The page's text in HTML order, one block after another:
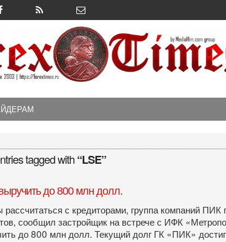
tagged with“LSE”
до 800 млн долл.
рассчитаться с кредиторами, группа компаний ПИК
сообщил застройщик на встрече с ИФК
до 800 млн долл. Текущий долг ГК «ПИК»